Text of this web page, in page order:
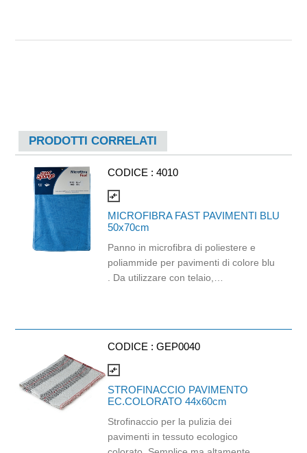
PRODOTTI CORRELATI
CODICE : 4010
compare_arrows
MICROFIBRA FAST PAVIMENTI BLU
50x70cm
Panno in microfibra di poliestere e
poliammide per pavimenti di colore blu
. Da utilizzare con telaio,
l'uso con telaio, frattazzo/spazzolone
cod. GF.006. Dimensioni: cm 50x70 È
un prodotto a marchio SuperSponge®
CODICE : GEP0040
compare_arrows
STROFINACCIO PAVIMENTO
EC.COLORATO 44x60cm
Strofinaccio per la pulizia dei
pavimenti in tessuto ecologico